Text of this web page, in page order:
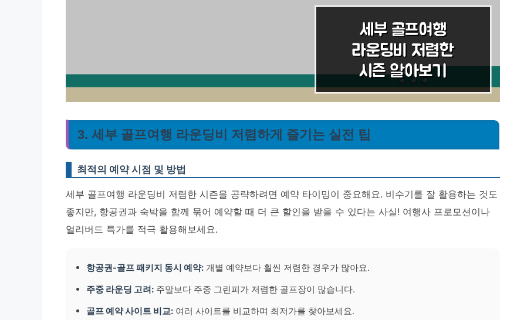
3. 세부 골프여행 라운딩비 저렴하게 즐기는 실전 팁
최적의 예약 시점 및 방법
세부 골프여행 라운딩비 저렴한 시즌을 공략하려면 예약 타이밍이 중요해요. 비수기를 잘 활용하는 것도
좋지만, 항공권과 숙박을 함께 묶어 예약할 때 더 큰 할인을 받을 수 있다는 사실! 여행사 프로모션이나
얼리버드 특가를 적극 활용해보세요.
항공권-골프 패키지 동시 예약: 개별 예약보다 훨씬 저렴한 경우가 많아요.
주중 라운딩 고려: 주말보다 주중 그린피가 저렴한 골프장이 많습니다.
골프 예약 사이트 비교: 여러 사이트를 비교하며 최저가를 찾아보세요.